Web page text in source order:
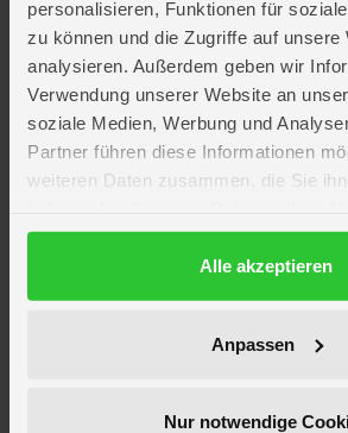
personalisieren, Funktionen für
zu können und die Zugriffe auf unsere
analysieren. Außerdem geben wir
Verwendung unserer Website an
soziale Medien, Werbung und
Partner führen diese Informationen
weiteren Daten zusammen, die Sie
gesammelt haben.
DatenschutzerklärungAlle akzeptieren
Anpassen
Nur notwendige
Kein Angebot mehr
Zum Newsletter anmelden &
Gutscheine &
Neuheiten, Trends &
Werde unser Fan auf Facebook